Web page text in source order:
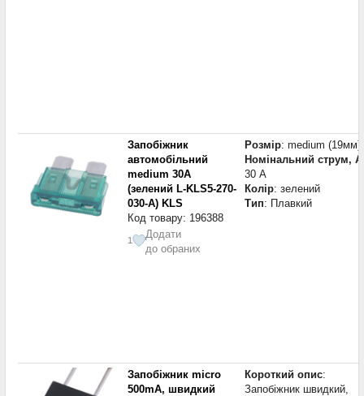
Запобіжник
автомобільний
medium 30A
(зелений L-KLS5-270-
030-A) KLS
Код товару: 196388
1
Додати
до обраних
Розмір: medium (19мм)
Номінальний струм, А
30 А
Колір: зелений
Тип: Плавкий
Запобіжник micro
500mA, швидкий
Короткий опис:
Запобіжник швидкий,